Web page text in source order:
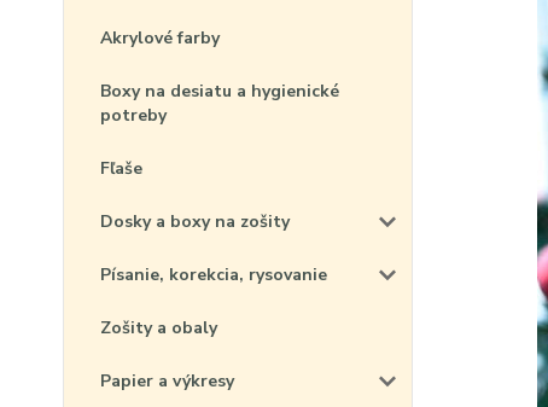
Akrylové farby
Boxy na desiatu a hygienické
potreby
Fľaše
Dosky a boxy na zošity
Písanie, korekcia, rysovanie
Zošity a obaly
Papier a výkresy